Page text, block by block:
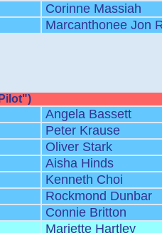
Corinne Massiah
Marcanthonee Jon
Angela Bassett
Peter Krause
Oliver Stark
Aisha Hinds
Kenneth Choi
Rockmond Dunbar
Connie Britton
Mariette Hartley